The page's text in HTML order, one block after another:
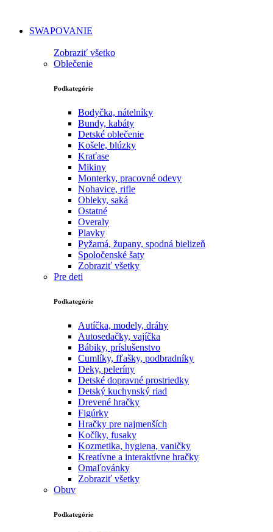
SWAPOVANIE
Zobraziť všetko
Oblečenie
Podkategórie
Bodyčka, nátelníky
Bundy, kabáty
Detské oblečenie
Košele, blúzky
Kraťase
Mikiny
Monterky, pracovné odevy
Nohavice, rifle
Obleky, saká
Ostatné
Overaly
Plavky
Pyžamá, župany, spodná bielizeň
Spoločenské šaty
Zobraziť všetky
Pre deti
Podkategórie
Autíčka, modely, dráhy
Autosedačky, vajíčka
Bábiky, príslušenstvo
Cumlíky, fľašky, podbradníky
Deky, peleríny
Detské dopravné prostriedky
Detský kuchynský riad
Drevené hračky
Figúrky
Hračky pre najmenších
Kočíky, fusaky
Kozmetika, hygiena, vaničky
Kreatívne a interaktívne hračky
Omaľovánky
Zobraziť všetky
Obuv
Podkategórie